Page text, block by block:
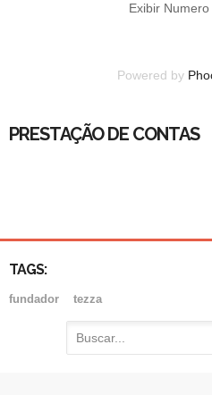
Exibir Numero
Powered by
PRESTAÇÃO DE CONTAS
TAGS:
fundador tezza